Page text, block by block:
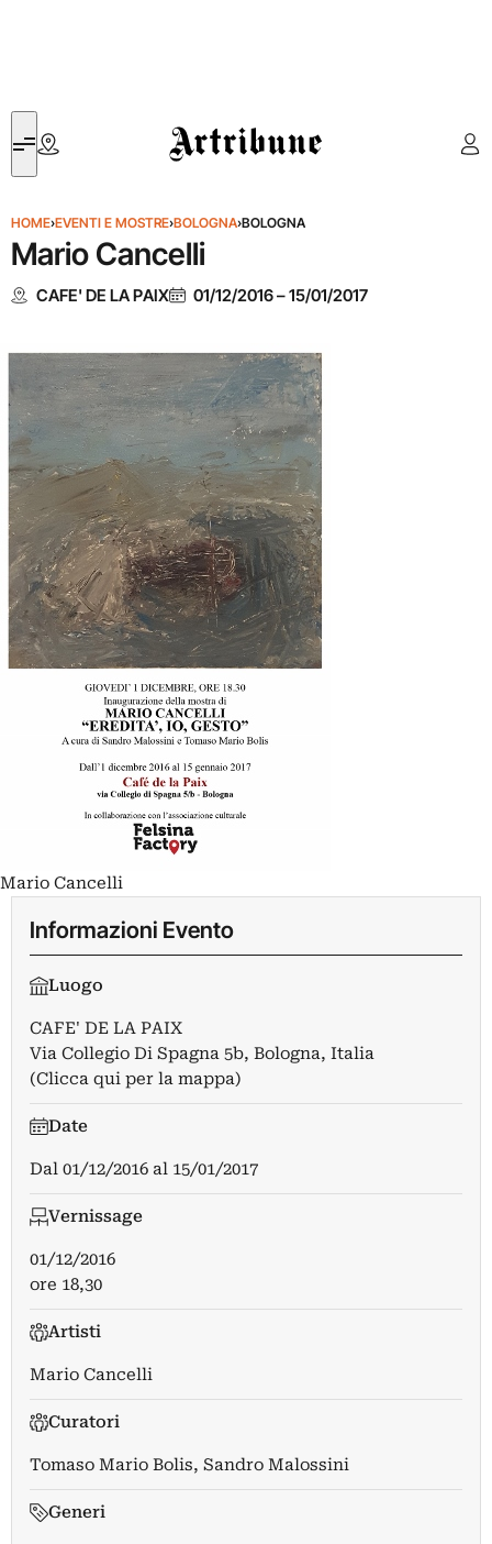
Artribune
HOME›EVENTI E MOSTRE›BOLOGNA›BOLOGNA
Mario Cancelli
CAFE' DE LA PAIX 01/12/2016–15/01/2017
Mario Cancelli
Informazioni Evento
Luogo
CAFE' DE LA PAIX
Via Collegio Di Spagna 5b, Bologna, Italia
(Clicca qui per la mappa)
Date
Dal 01/12/2016 al 15/01/2017
Vernissage
01/12/2016
ore 18,30
Artisti
Mario Cancelli
Curatori
Tomaso Mario Bolis, Sandro Malossini
Generi